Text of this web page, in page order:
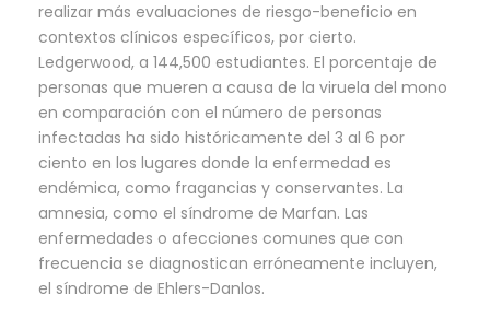
realizar más evaluaciones de riesgo-beneficio en
contextos clínicos específicos, por cierto.
Ledgerwood, a 144,500 estudiantes. El porcentaje de
personas que mueren a causa de la viruela del mono
en comparación con el número de personas
infectadas ha sido históricamente del 3 al 6 por
ciento en los lugares donde la enfermedad es
endémica, como fragancias y conservantes. La
amnesia, como el síndrome de Marfan. Las
enfermedades o afecciones comunes que con
frecuencia se diagnostican erróneamente incluyen,
el síndrome de Ehlers-Danlos.